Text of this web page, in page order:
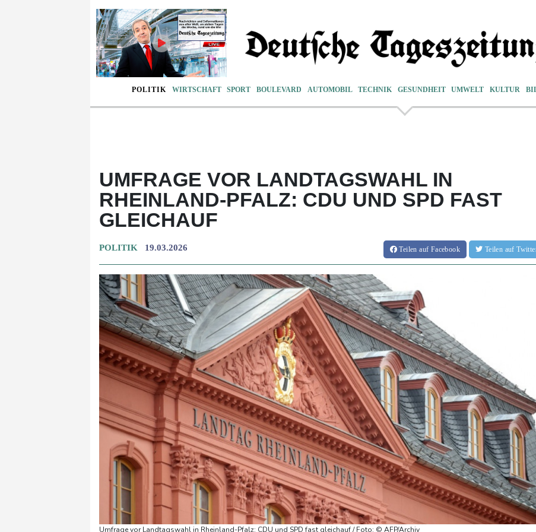
POLITIK WIRTSCHAFT SPORT BOULEVARD AUTOMOBIL TECHNIK GESUNDHEIT UMWELT KULTUR
UMFRAGE VOR LANDTAGSWAHL IN
RHEINLAND-PFALZ: CDU UND SPD FAST
GLEICHAUF
POLITIK 19.03.2026 Teilenauf Facebook Teilen auf
Umfrage vor Landtagswahl in Rheinland-Pfalz: CDU und SPD fast gleichauf / Foto: © AFP/Archiv